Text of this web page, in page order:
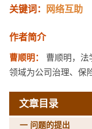
关键词： 网络互助
作者简介
曹顺明：
曹顺明，法
领域为公司治理、保
文章目录
一 问题的提出